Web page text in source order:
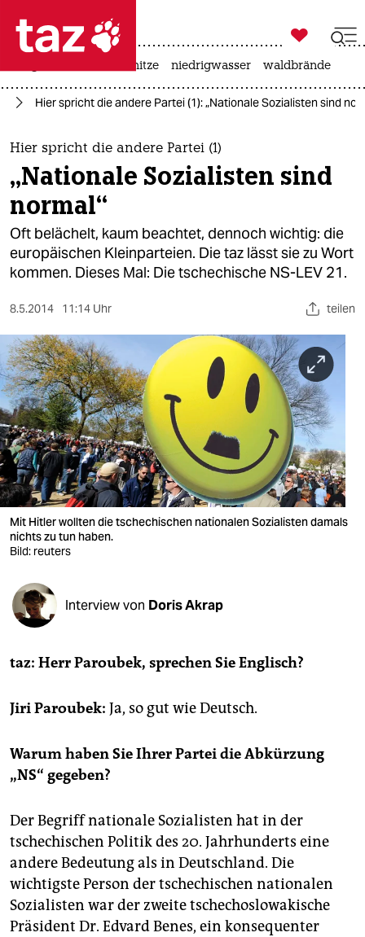
 taz zahl ich
taz zahl ich
themen
politik
öko
gesellschaft
sport
berlin
nord
wahrheit
verlag
verlag
veranstaltungen
fragen & hilfe
abo
genossenschaft

taz zahl ich
hitze niedrigwasser waldbrände
Hier spricht die andere Partei (1): „Nationale Sozialisten sind
Hier spricht die andere Partei (1)
„Nationale Sozialisten sind
normal“
Oft belächelt, kaum beachtet, dennoch wichtig: die
europäischen Kleinparteien. Die taz lässt sie zu Wort
kommen. Dieses Mal: Die tschechische NS-LEV 21.
8.5.2014 11:14 Uhr teilen
Mit Hitler wollten die tschechischen nationalen Sozialisten damals
nichts zu tun haben.
Bild: reuters
Interview von Doris Akrap
taz: Herr Paroubek, sprechen Sie Englisch?
Jiri Paroubek: Ja, so gut wie Deutsch.
Warum haben Sie Ihrer Partei die Abkürzung
„NS“ gegeben?
Der Begriff nationale Sozialisten hat in der
tschechischen Politik des 20. Jahrhunderts eine
andere Bedeutung als in Deutschland. Die
wichtigste Person der tschechischen nationalen
Sozialisten war der zweite tschechoslowakische
Präsident Dr. Edvard Benes, ein konsequenter